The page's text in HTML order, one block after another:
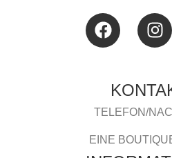
TELEFON/
EINE